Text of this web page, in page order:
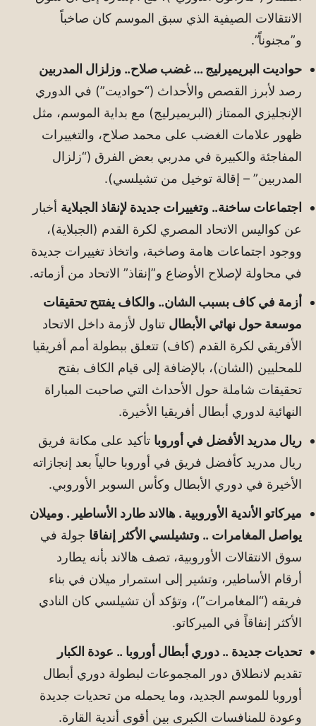
الانتقالات الصيفية الذي سبق الموسم كان صاخباً
و”مجنوناً”.
حواديت البريميرليج … غضب صلاح.. وزلزال المدربين
رصد لأبرز القصص والأحداث (“حواديت”) في الدوري
الإنجليزي الممتاز (البريميرليج) مع بداية الموسم، مثل
ظهور علامات الغضب على محمد صلاح، والتغييرات
المفاجئة والكبيرة في مدربي بعض الفرق (“زلزال
المدربين” – إقالة توخيل من تشيلسي).
اجتماعات ساخنة.. وتغييرات جديدة لإنقاذ الجبلاية أخبار
عن كواليس الاتحاد المصري لكرة القدم (الجبلاية)،
ووجود اجتماعات هامة وصاخبة، واتخاذ تغييرات جديدة
في محاولة لإصلاح الأوضاع و”إنقاذ” الاتحاد من أزماته.
أزمة في كاف بسبب الشان.. والكاف يفتتح تحقيقات
موسعة حول نهائي الأبطال تناول لأزمة داخل الاتحاد
الأفريقي لكرة القدم (كاف) تتعلق ببطولة أمم أفريقيا
للمحليين (الشان)، بالإضافة إلى قيام الكاف بفتح
تحقيقات شاملة حول الأحداث التي صاحبت المباراة
النهائية لدوري أبطال أفريقيا الأخيرة.
ريال مدريد الأفضل في أوروبا تأكيد على مكانة فريق
ريال مدريد كأفضل فريق في أوروبا حالياً بعد إنجازاته
الأخيرة في دوري الأبطال وكأس السوبر الأوروبي.
ميركاتو الأندية الأوروبية . هالاند طارد الأساطير . وميلان
يواصل المغامرات .. وتشيلسي الأكثر إنفاقا جولة في
سوق الانتقالات الأوروبية، تصف هالاند بأنه يطارد
أرقام الأساطير، وتشير إلى استمرار ميلان في بناء
فريقه (“المغامرات”)، وتؤكد أن تشيلسي كان النادي
الأكثر إنفاقاً في الميركاتو.
تحديات جديدة .. دوري أبطال أوروبا .. عودة الكبار
تقديم لانطلاق دور المجموعات لبطولة دوري أبطال
أوروبا للموسم الجديد، وما يحمله من تحديات جديدة
وعودة للمنافسات الكبرى بين أقوى أندية القارة.